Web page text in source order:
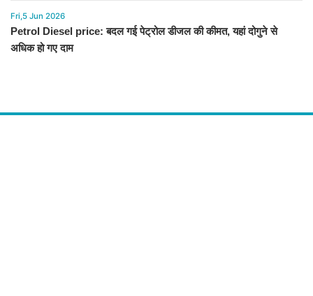
Fri,5 Jun 2026
Petrol Diesel price: बदल गई पेट्रोल डीजल की कीमत, यहां दोगुने से
अधिक हो गए दाम